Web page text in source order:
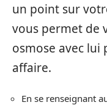
un point sur
vous permet de
osmose avec
affaire.
En se renseignant